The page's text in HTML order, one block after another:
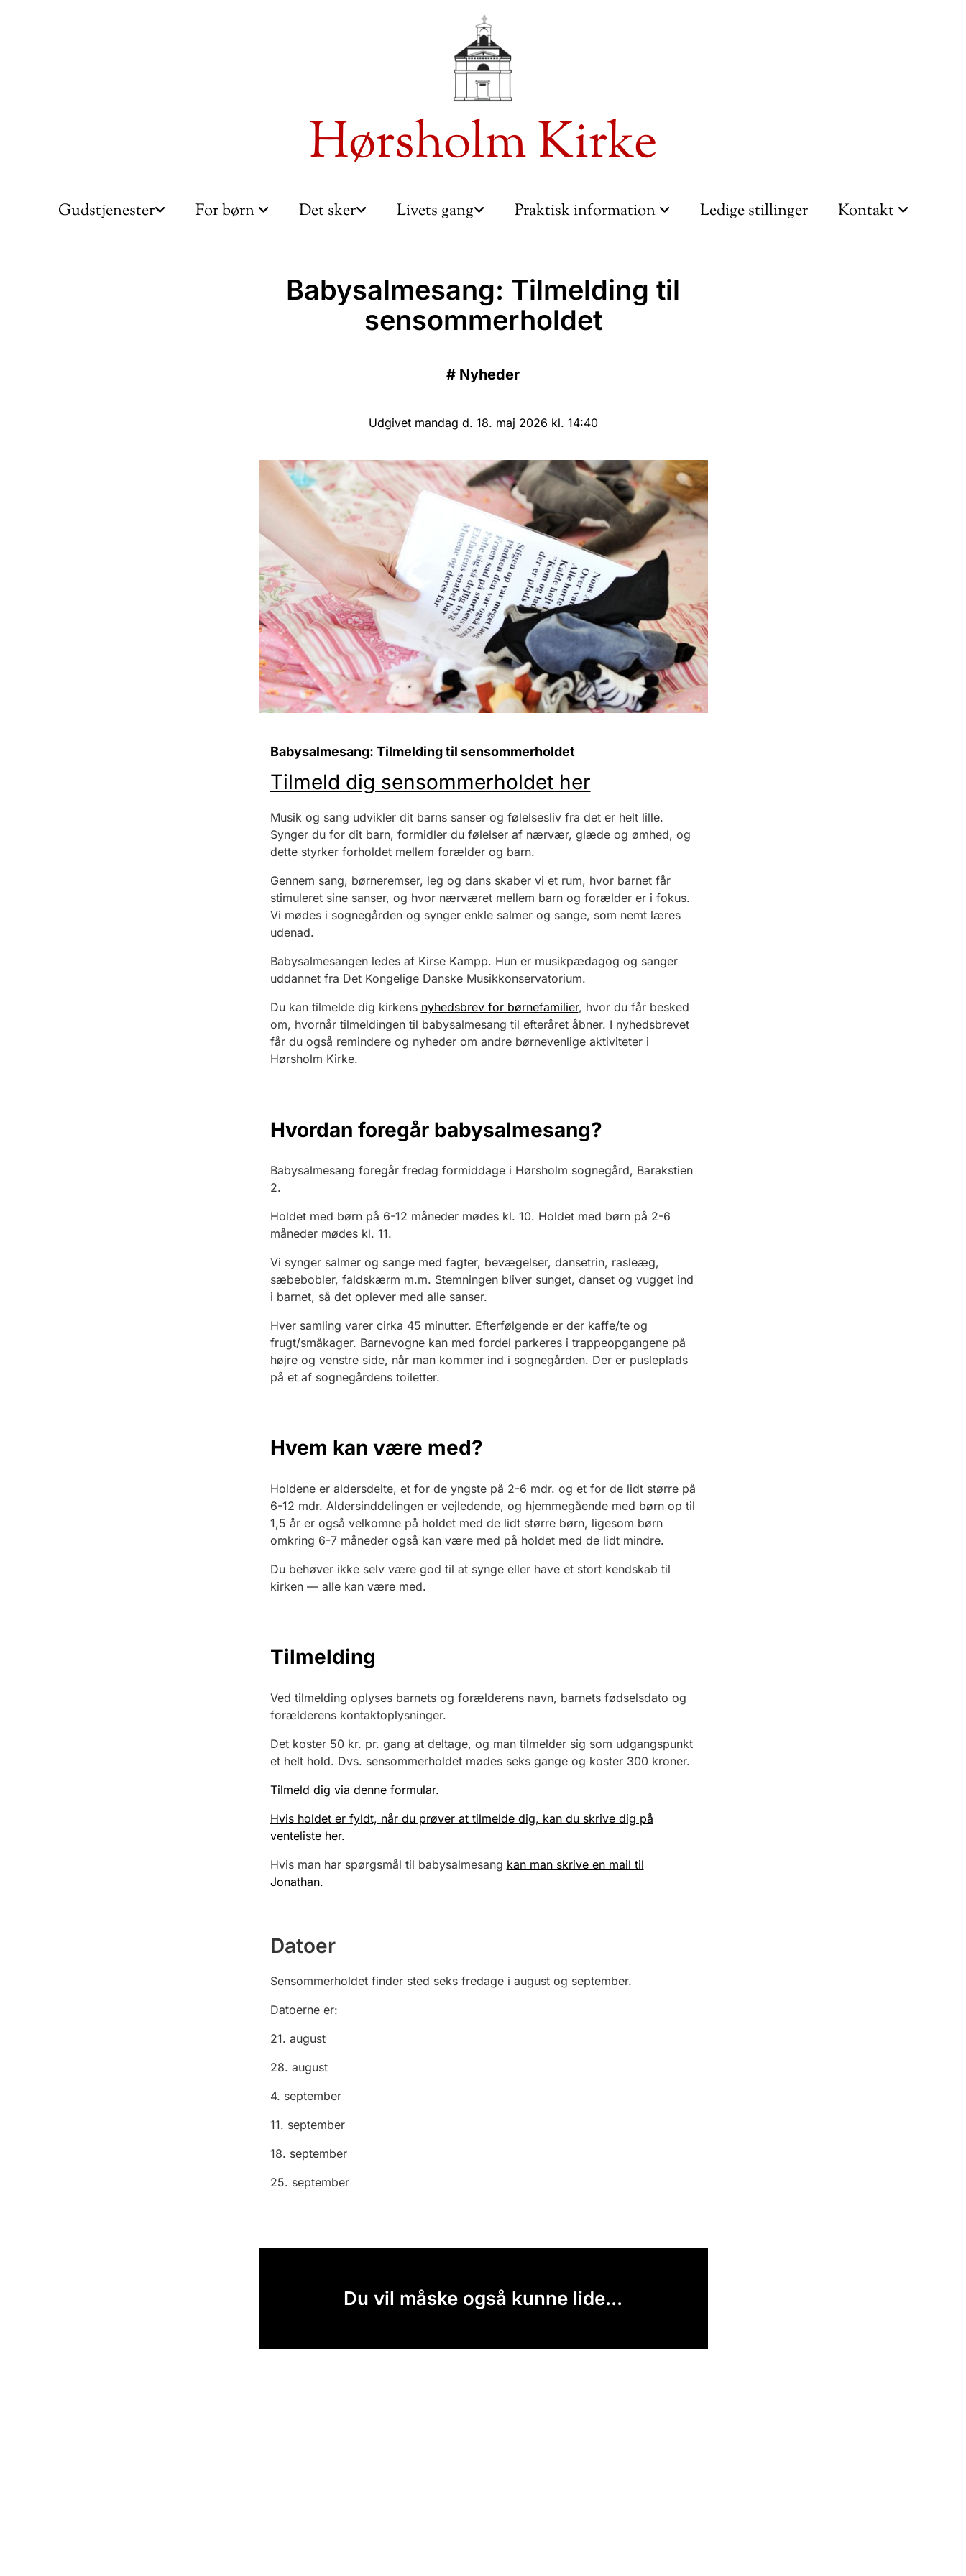
Hørsholm Kirke
Gudstjenester For børn Det sker Livets gang Praktisk information Ledige stillinger Kontakt
Babysalmesang: Tilmelding til
sensommerholdet
# Nyheder
Udgivet mandag d. 18. maj 2026 kl. 14:40
Babysalmesang: Tilmelding til sensommerholdet
Tilmeld dig sensommerholdet her
Musik og sang udvikler dit barns sanser og følelsesliv fra det er helt lille.
Synger du for dit barn, formidler du følelser af nærvær, glæde og ømhed, og
dette styrker forholdet mellem forælder og barn.
Gennem sang, børneremser, leg og dans skaber vi et rum, hvor barnet får
stimuleret sine sanser, og hvor nærværet mellem barn og forælder er i fokus.
Vi mødes i sognegården og synger enkle salmer og sange, som nemt læres
udenad.
Babysalmesangen ledes af Kirse Kampp. Hun er musikpædagog og sanger
uddannet fra Det Kongelige Danske Musikkonservatorium.
Du kan tilmelde dig kirkens nyhedsbrev for børnefamilier, hvor du får besked
om, hvornår tilmeldingen til babysalmesang til efteråret åbner. I nyhedsbrevet
får du også remindere og nyheder om andre børnevenlige aktiviteter i
Hørsholm Kirke.
Hvordan foregår babysalmesang?
Babysalmesang foregår fredag formiddage i Hørsholm sognegård, Barakstien
2.
Holdet med børn på 6-12 måneder mødes kl. 10. Holdet med børn på 2-6
måneder mødes kl. 11.
Vi synger salmer og sange med fagter, bevægelser, dansetrin, rasleæg,
sæbebobler, faldskærm m.m. Stemningen bliver sunget, danset og vugget ind
i barnet, så det oplever med alle sanser.
Hver samling varer cirka 45 minutter. Efterfølgende er der kaffe/te og
frugt/småkager. Barnevogne kan med fordel parkeres i trappeopgangene på
højre og venstre side, når man kommer ind i sognegården. Der er pusleplads
på et af sognegårdens toiletter.
Hvem kan være med?
Holdene er aldersdelte, et for de yngste på 2-6 mdr. og et for de lidt større på
6-12 mdr. Aldersinddelingen er vejledende, og hjemmegående med børn op til
1,5 år er også velkomne på holdet med de lidt større børn, ligesom børn
omkring 6-7 måneder også kan være med på holdet med de lidt mindre.
Du behøver ikke selv være god til at synge eller have et stort kendskab til
kirken –– alle kan være med.
Tilmelding
Ved tilmelding oplyses barnets og forælderens navn, barnets fødselsdato og
forælderens kontaktoplysninger.
Det koster 50 kr. pr. gang at deltage, og man tilmelder sig som udgangspunkt
et helt hold. Dvs. sensommerholdet mødes seks gange og koster 300 kroner.
Tilmeld dig via denne formular.
Hvis holdet er fyldt, når du prøver at tilmelde dig, kan du skrive dig på
venteliste her.
Hvis man har spørgsmål til babysalmesang kan man skrive en mail til
Jonathan.
Datoer
Sensommerholdet finder sted seks fredage i august og september.
Datoerne er:
21. august
28. august
4. september
11. september
18. september
25. september
Du vil måske også kunne lide...